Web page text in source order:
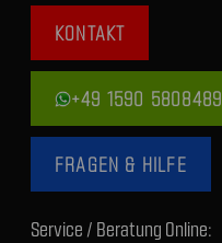
KONTAKT
+49 1590 5808489
FRAGEN & HILFE
Service / Beratung Online: